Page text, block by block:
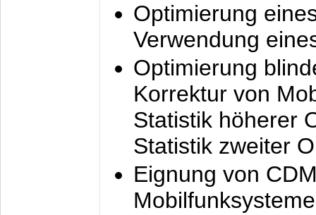
Optimierung
Verwendung
Optimierung
Korrektur von
Statistik höherer
Statistik zweiter
Eignung von
Mobilfunksysteme